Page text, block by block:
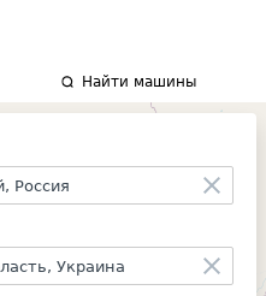
Найти машины